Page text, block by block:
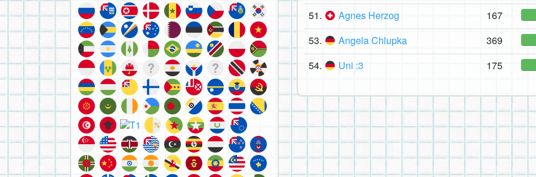
51. Agnes Herzog 167
53. Angela Chlupka 369
54. Uni :3 175